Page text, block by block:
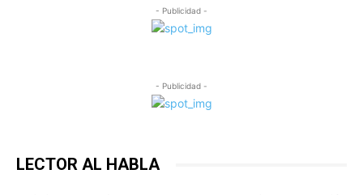
- Publicidad -
- Publicidad -
LECTOR AL HABLA